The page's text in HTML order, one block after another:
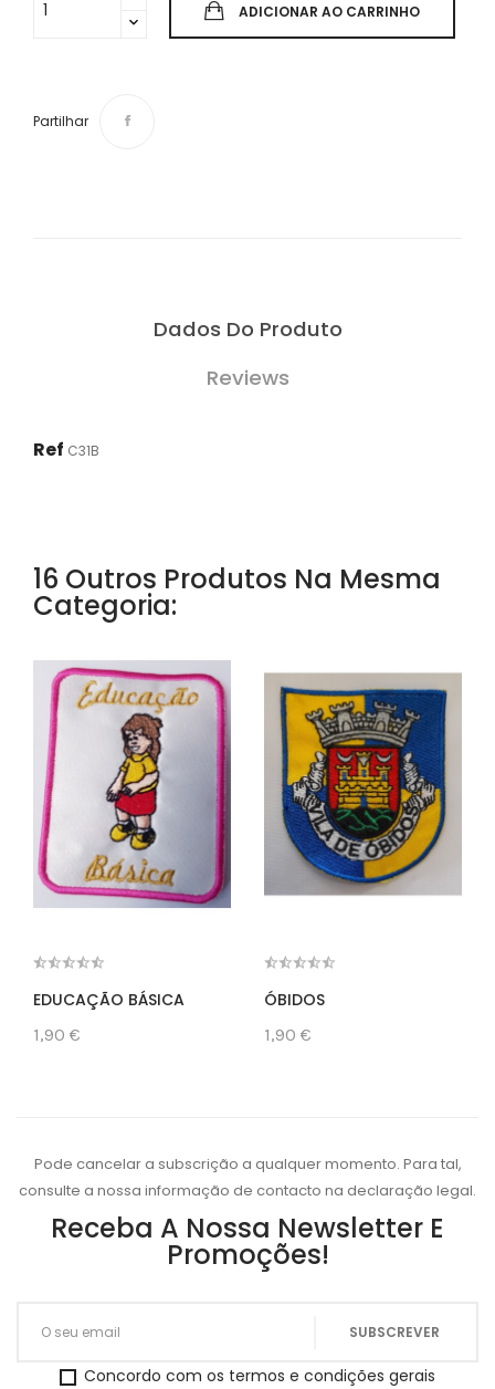
ADICIONAR AO CARRINHO
Partilhar
Dados Do Produto
Reviews
Ref C31B
16 Outros Produtos Na Mesma
Categoria:
EDUCAÇÃO BÁSICA
1,90 €
ÓBIDOS
1,90 €
Pode cancelar a subscrição a qualquer momento. Para tal,
consulte a nossa informação de contacto na declaração legal.
Receba A Nossa Newsletter E
Promoções!
Concordo com os termos e condições gerais